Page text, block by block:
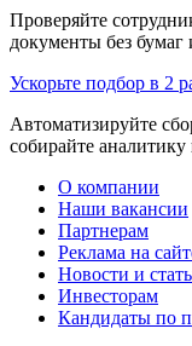
Проверяйте
документы без
Ускорьте подбор в 2
Автоматизируйте
собирайте аналитику
О компании
Наши вакансии
Партнерам
Реклама на
Новости и
Инвесторам
Кандидаты по